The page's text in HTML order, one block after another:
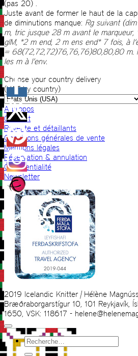
(pas 20) .
Juste avant de former le haut de la
de diminutions manque: Rg suivant
m, tric jusque 28 m avant le marqueur,
glM, *2 m end, 2 m ens end* 7 fois, à
= 68(72,72,72)76,76,76)80,80,80m.
les m à l’env.
Choose your country delivery
(VAT by country)
A propos
Contact
Revente et détaillants
Conditions générales de vente
Mentions légales
Réservation & annulation
Confidentialité
Newsletter
2019 Icelandic Knitter | Hélène
Bræðraborgarstígur 10, 101 Reykjavík,
1650, VSK: 118617 -
Recherche
pour :